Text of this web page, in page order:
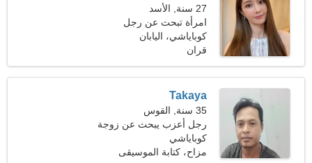
27 سنة, الأسد
امرأة تبحث عن رجل
كوباياشي، اليابان
قران
Takaya
35 سنة, القوس
رجل أعزب يبحث عن زوجة
25-31
كوباياشي
مزاح، كتابة الموسيقى